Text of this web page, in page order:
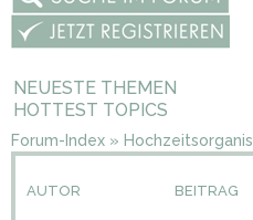
NEUESTE THEMEN
HOTTEST TOPICS
Forum-Index »
AUTOR BEITRAG